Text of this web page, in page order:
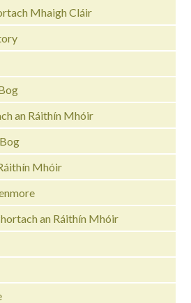
Mhaigh Cláir
an Ráithín Mhóir
Mhóir
an Ráithín Mhóir